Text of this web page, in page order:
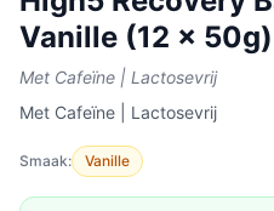
Vanille (12 x
Met Cafeïne | Lactosevrij
Met Cafeïne | Lactosevrij
Smaak: Vanille